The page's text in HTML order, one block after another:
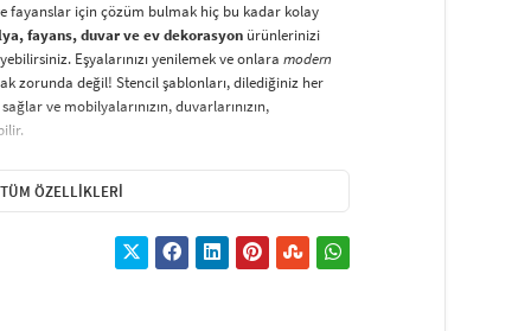
fayanslar için çözüm bulmak hiç bu kadar kolay
fayans, duvar ve ev dekorasyon ürünlerinizi
Eşyalarınızı yenilemek ve onlara modern
zorunda değil! Stencil şablonları, dilediğiniz her
sağlar ve mobilyalarınızın, duvarlarınızın,
Evinizi, kişisel zevkinizle özelleştirebilir
El işi ve ev dekorasyonusevenler için stencil,
kullanılabilir. Özel hammaddeden üretilen
ÖZELLIKLERI